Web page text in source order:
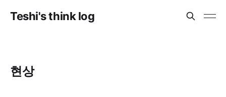
Teshi's think log
현상